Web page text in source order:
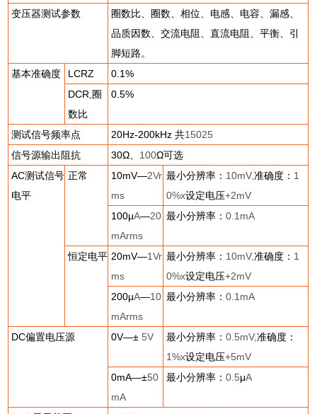
变压器测试参数
圈数比、圈数、相位、电感、电容、漏感、
品质因数、交流电阻、直流电阻、平衡、引
脚短路。
基本准确度
LCRZ
0.1%
DCR, 圈
数比
0.5%
测试信号频率点 20Hz-200kHz共15025
信号源输出阻抗
30Ω、 100Ω可选
AC测试信号
电平
正常 10mV—2Vr
ms
最小分辨率： 10mV,准确度： 1
0%x设定电压+2mV
100μA—20
mArms
最小分辨率：0.1mA
恒定电平 20mV—1Vr
ms
最小分辨率： 10mV,准确度： 1
0%x设定电压+2mV
200μA—10
mArms
最小分辨率：0.1mA
DC偏置电压源 0V—± 5V 最小分辨率：0.5mV,准确度：
1%x设定电压+5mV
0mA—±50
mA
最小分辨率：0.5μA